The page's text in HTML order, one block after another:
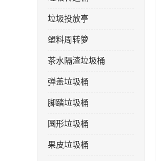
垃圾投放亭
塑料周转箩
茶水隔渣垃圾桶
弹盖垃圾桶
脚踏垃圾桶
圆形垃圾桶
果皮垃圾桶